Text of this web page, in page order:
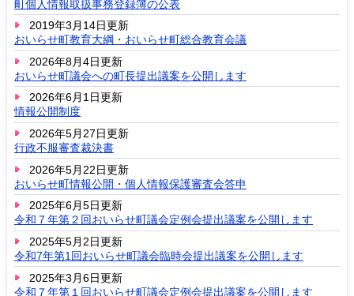
町個人情報取扱事務登録簿の公表
2019年3月14日更新
おいらせ町教育大綱・おいらせ町総合教育会議
2026年8月4日更新
おいらせ町議会への町長提出議案を公開します
2026年6月1日更新
情報公開制度
2026年5月27日更新
行政不服審査裁決書
2026年5月22日更新
おいらせ町情報公開・個人情報保護審査会答申
2025年6月5日更新
令和７年第２回おいらせ町議会定例会提出議案を公開します
2025年5月2日更新
令和7年第1回おいらせ町議会臨時会提出議案を公開します
2025年3月6日更新
令和７年第１回おいらせ町議会定例会提出議案を公開します